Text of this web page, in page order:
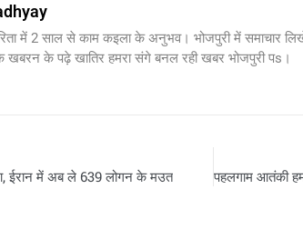
में 2 साल से काम कइला के अनुभव। भोजपुरी में समाचार
के पढ़े खातिर हमरा संगे बनल रही खबर भोजपुरी पs।
ईरान में अब ले 639 लोगन के मउत